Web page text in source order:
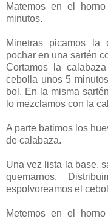
Matemos en el
minutos.
Minetras picamos
pochar en una sartén
Cortamos la
cebolla unos 5
bol. En la misma
lo mezclamos con la
A parte batimos los
de calabaza.
Una vez lista la base,
quemarnos.
espolvoreamos el
Metemos en el